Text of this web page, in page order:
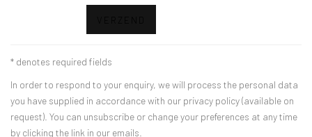
* denotes required fields
In order to respond to your enquiry, we will process the personal data
you have supplied in accordance with our privacy policy (available on
request). You can unsubscribe or change your preferences at any time
by clicking the link in our emails.